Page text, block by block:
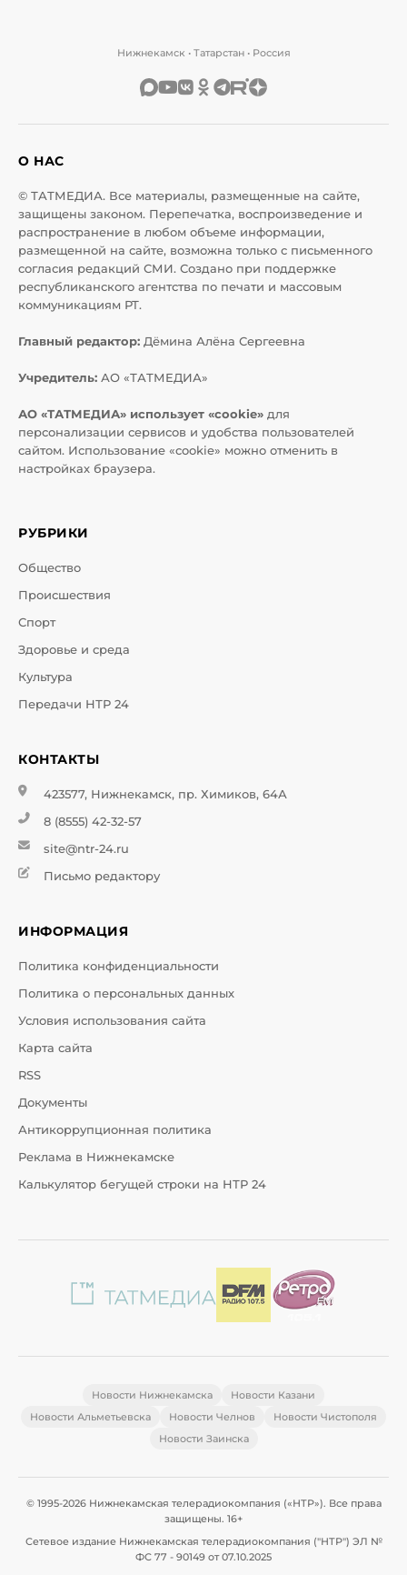
Нижнекамск • Татарстан • Россия
О НАС
© ТАТМЕДИА. Все материалы, размещенные на сайте,
защищены законом. Перепечатка, воспроизведение и
распространение в любом объеме информации,
размещенной на сайте, возможна только с письменного
согласия редакций СМИ. Создано при поддержке
республиканского агентства по печати и массовым
коммуникациям РТ.
Главный редактор: Дёмина Алёна Сергеевна
Учредитель: АО «ТАТМЕДИА»
АО «ТАТМЕДИА» использует «cookie» для
персонализации сервисов и удобства пользователей
сайтом. Использование «cookie» можно отменить в
настройках браузера.
РУБРИКИ
Общество
Происшествия
Спорт
Здоровье и среда
Культура
Передачи НТР 24
КОНТАКТЫ
423577, Нижнекамск, пр. Химиков, 64А
8 (8555) 42-32-57
site@ntr-24.ru
Письмо редактору
ИНФОРМАЦИЯ
Политика конфиденциальности
Политика о персональных данных
Условия использования сайта
Карта сайта
RSS
Документы
Антикоррупционная политика
Реклама в Нижнекамске
Калькулятор бегущей строки на НТР 24
Новости Нижнекамска
Новости Казани
Новости Альметьевска
Новости Челнов
Новости Чистополя
Новости Заинска
© 1995-2026 Нижнекамская телерадиокомпания («НТР»). Все права
защищены. 16+
Сетевое издание Нижнекамская телерадиокомпания ("НТР") ЭЛ №
ФС 77 - 90149 от 07.10.2025